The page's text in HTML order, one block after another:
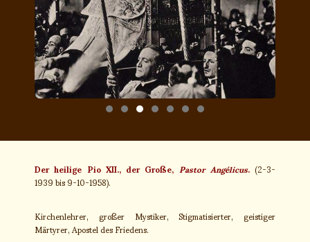
Der heilige Pio XII., der Große, Pastor Angélicus. (2-3-
1939 bis 9-10-1958).
Kirchenlehrer, großer Mystiker, Stigmatisierter, geistiger
Märtyrer, Apostel des Friedens.